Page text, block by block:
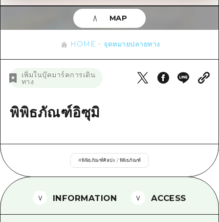
ช้อปปิ้ง
กีฬา
สถานบันเทิงยามค่ำคืน
มาตรฐาน
การรักษา
ธรรมชาติ
บิงโก
บริเวณรอบๆ มิยาจิมะ
บิงโก
บิโฮคุ
เกโฮคุ
จังหวัดเอฮิเมะ
ชิมาเนะ
ข้อมูลที่เป็นประโยชน์
รายการ
เข้าถึงเข้าถึง
สรุปการจราจรรอง
ตั๋วเที่ยวคุ้มค่าตั๋วเที่ยวคุ้มค่า
ฮิโรชิม่า ฟรี Wi-Fi
ข่าว
HOME จุดหมายปลายทาง
เพิ่มในบุ๊คมาร์คการเดิน
ทาง
พิพิธภัณฑ์อิซุมิ
#พิพิธภัณฑ์ศิลปะ / พิพิธภัณฑ์
MAP
INFORMATION ACCESS